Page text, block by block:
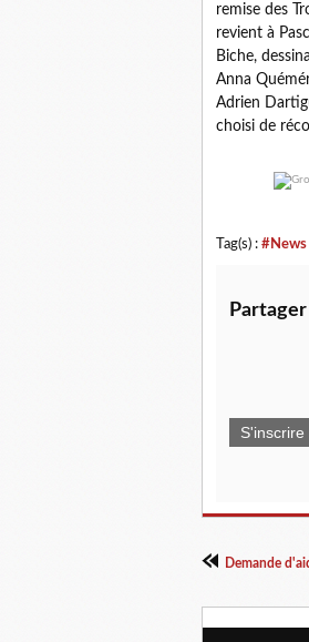
remise des
revient à
Biche,
Anna
Adrien
choisi de
Tag(s) : #News
Demande